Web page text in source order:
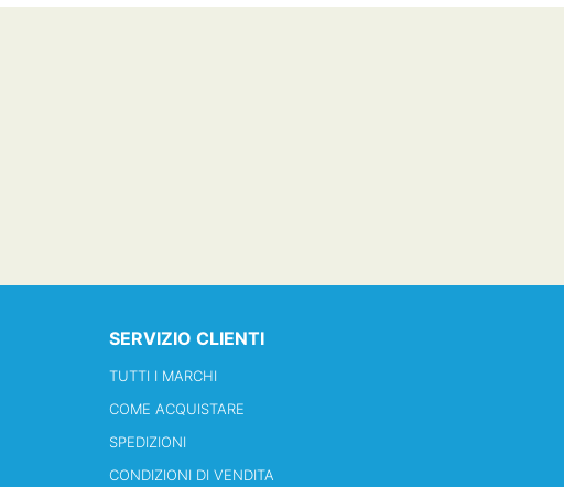
SERVIZIO CLIENTI
TUTTI I MARCHI
COME ACQUISTARE
SPEDIZIONI
CONDIZIONI DI VENDITA